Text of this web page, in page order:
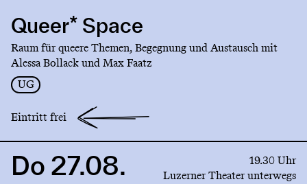
Queer*
Queer* Space
Raum für queere Themen, Begegnung und Austausch mit
Alessa Bollack und Max Faatz
UG
Eintritt frei
LinkDo 27.08.
19.30 Uhr
Luzerner Theater unterwegs